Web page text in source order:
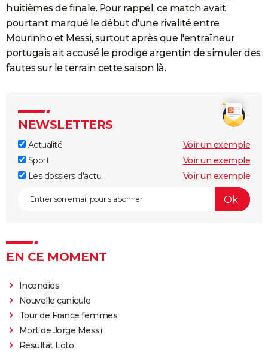
huitièmes de finale. Pour rappel, ce match avait
pourtant marqué le début d'une rivalité entre
Mourinho et Messi, surtout après que l'entraîneur
portugais ait accusé le prodige argentin de simuler des
fautes sur le terrain cette saison là.
NEWSLETTERS
Actualité
Voir un exemple
Sport
Voir un exemple
Les dossiers d'actu
Voir un exemple
EN CE MOMENT
Incendies
Nouvelle canicule
Tour de France femmes
Mort de Jorge Messi
Résultat Loto